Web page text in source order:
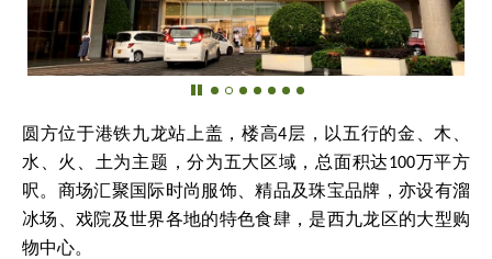
圆方位于港铁九龙站上盖，楼高4层，以五行的金、木、
水、火、土为主题，分为五大区域，总面积达100万平方
呎。商场汇聚国际时尚服饰、精品及珠宝品牌，亦设有溜
冰场、戏院及世界各地的特色食肆，是西九龙区的大型购
物中心。